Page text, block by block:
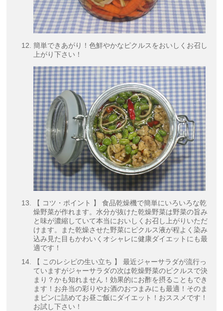
簡単できあがり！色鮮やかなピクルスをおいしくお召し
上がり下さい！
【 コツ・ポイント 】 食品乾燥機で簡単にいろいろな乾
燥野菜が作れます。水分が抜けた乾燥野菜は野菜の旨み
と味が濃縮していて本当においしくお召し上がりいただ
けます。また乾燥させた野菜にピクルス液が程よく染み
込み見た目もかわいくオシャレに健康ダイエットにも最
適です！
【 このレシピの生い立ち 】 最近ジャーサラダが流行っ
ていますがジャーサラダの次は乾燥野菜のピクルスで決
まり？かも知れません！効果的にお酢を摂ることもでき
ます！お弁当の彩りやお酒のおつまみにも最適！そのま
まビンに詰めてお昼ご飯にダイエット！おススメです！
お試し下さい！